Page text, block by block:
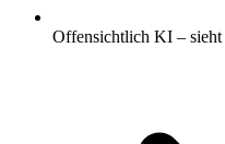
Offensichtlich KI – sieht